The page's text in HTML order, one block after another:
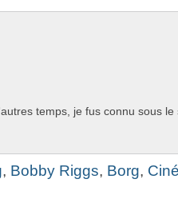
temps, je fus connu sous le
, Bobby Riggs, Borg,